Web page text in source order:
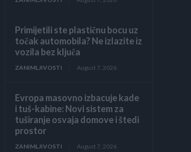
Primijetili ste plastičnu bocu uz
točak automobila? Ne izlazite iz
vozila bez ključa
ZANIMLJIVOSTI August 7, 2026
Evropa masovno izbacuje kade
i tuš-kabine: Novi sistem za
tuširanje osvaja domove i štedi
prostor
ZANIMLJIVOSTI August 7, 2026